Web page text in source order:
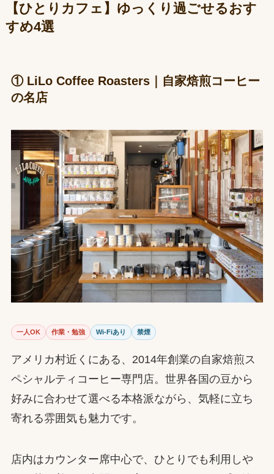
【ひとりカフェ】ゆっくり過ごせるおす
すめ4選
① LiLo Coffee Roasters｜自家焙煎コーヒー
の名店
一人OK 作業・勉強 Wi-Fiあり 禁煙
アメリカ村近くにある、2014年創業の自家焙煎ス
ペシャルティコーヒー専門店。世界各国の豆から
好みに合わせて選べる本格派ながら、気軽に立ち
寄れる雰囲気も魅力です。
店内はカウンター席中心で、ひとりでも利用しや